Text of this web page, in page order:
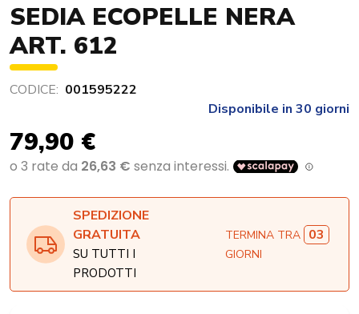
SEDIA ECOPELLE NERA
ART. 612
CODICE: 001595222
Disponibile in 30 giorni
79,90 €
SPEDIZIONE
GRATUITA
SU TUTTI I
PRODOTTI
TERMINA TRA 03
GIORNI